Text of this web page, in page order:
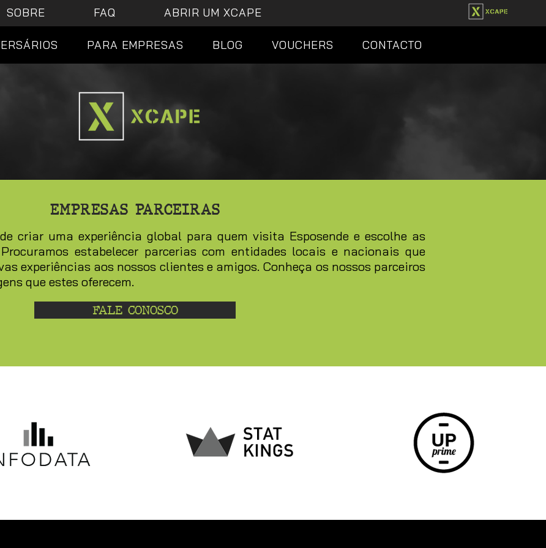
SOBRE FAQ ABRIR UM XCAPE
PARA EMPRESAS BLOG VOUCHERS CONTACTO
EMPRESAS PARCEIRAS
FALE CONOSCO
criar uma experiência global para quem visita Esposende e escolhe as
Procuramos estabelecer parcerias com entidades locais e nacionais que
experiências aos nossos clientes e amigos. Conheça os nossos parceiros
que estes oferecem.